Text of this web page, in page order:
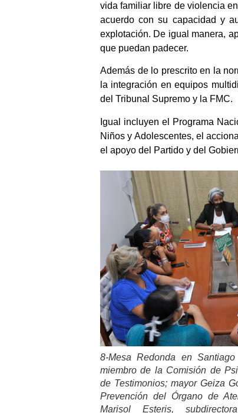
vida familiar libre de violencia
acuerdo con su capacidad y
explotación. De igual manera,
que puedan padecer.
Además de lo prescrito en la
la integración en equipos
del Tribunal Supremo y la FMC.
Igual incluyen el Programa
Niños y Adolescentes, el
el apoyo del Partido y del
8-Mesa Redonda en
miembro de la Comisión de
de Testimonios; mayor Geiza
Prevención del Órgano de
Marisol Esteris,